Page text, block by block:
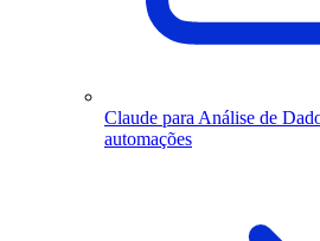
Claude para Análise de
automações